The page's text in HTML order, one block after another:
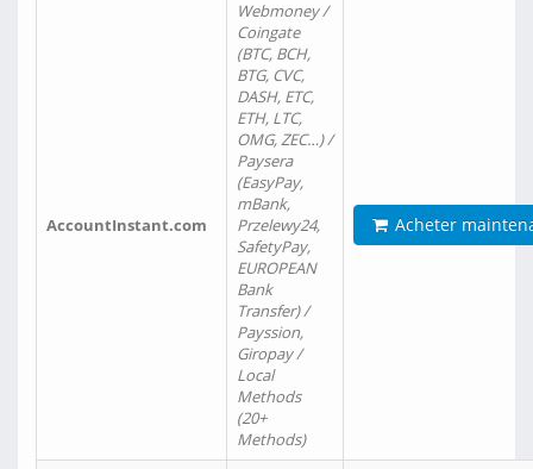
AccountInstant.com
Webmoney /
Coingate
(BTC, BCH,
BTG, CVC,
DASH, ETC,
ETH, LTC,
OMG, ZEC…) /
Paysera
(EasyPay,
mBank,
Przelewy24,
SafetyPay,
EUROPEAN
Bank
Transfer) /
Payssion,
Giropay /
Local
Methods
(20+
Methods)
Acheter